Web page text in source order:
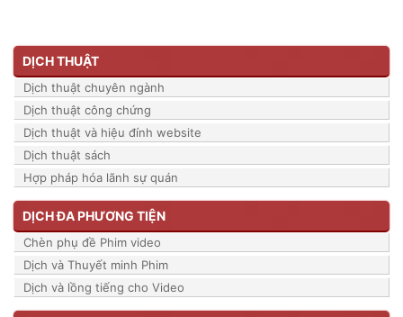
DỊCH THUẬT
Dịch thuật chuyên ngành
Dịch thuật công chứng
Dịch thuật và hiệu đính website
Dịch thuật sách
Hợp pháp hóa lãnh sự quán
DỊCH ĐA PHƯƠNG TIỆN
Chèn phụ đề Phim video
Dịch và Thuyết minh Phim
Dịch và lồng tiếng cho Video